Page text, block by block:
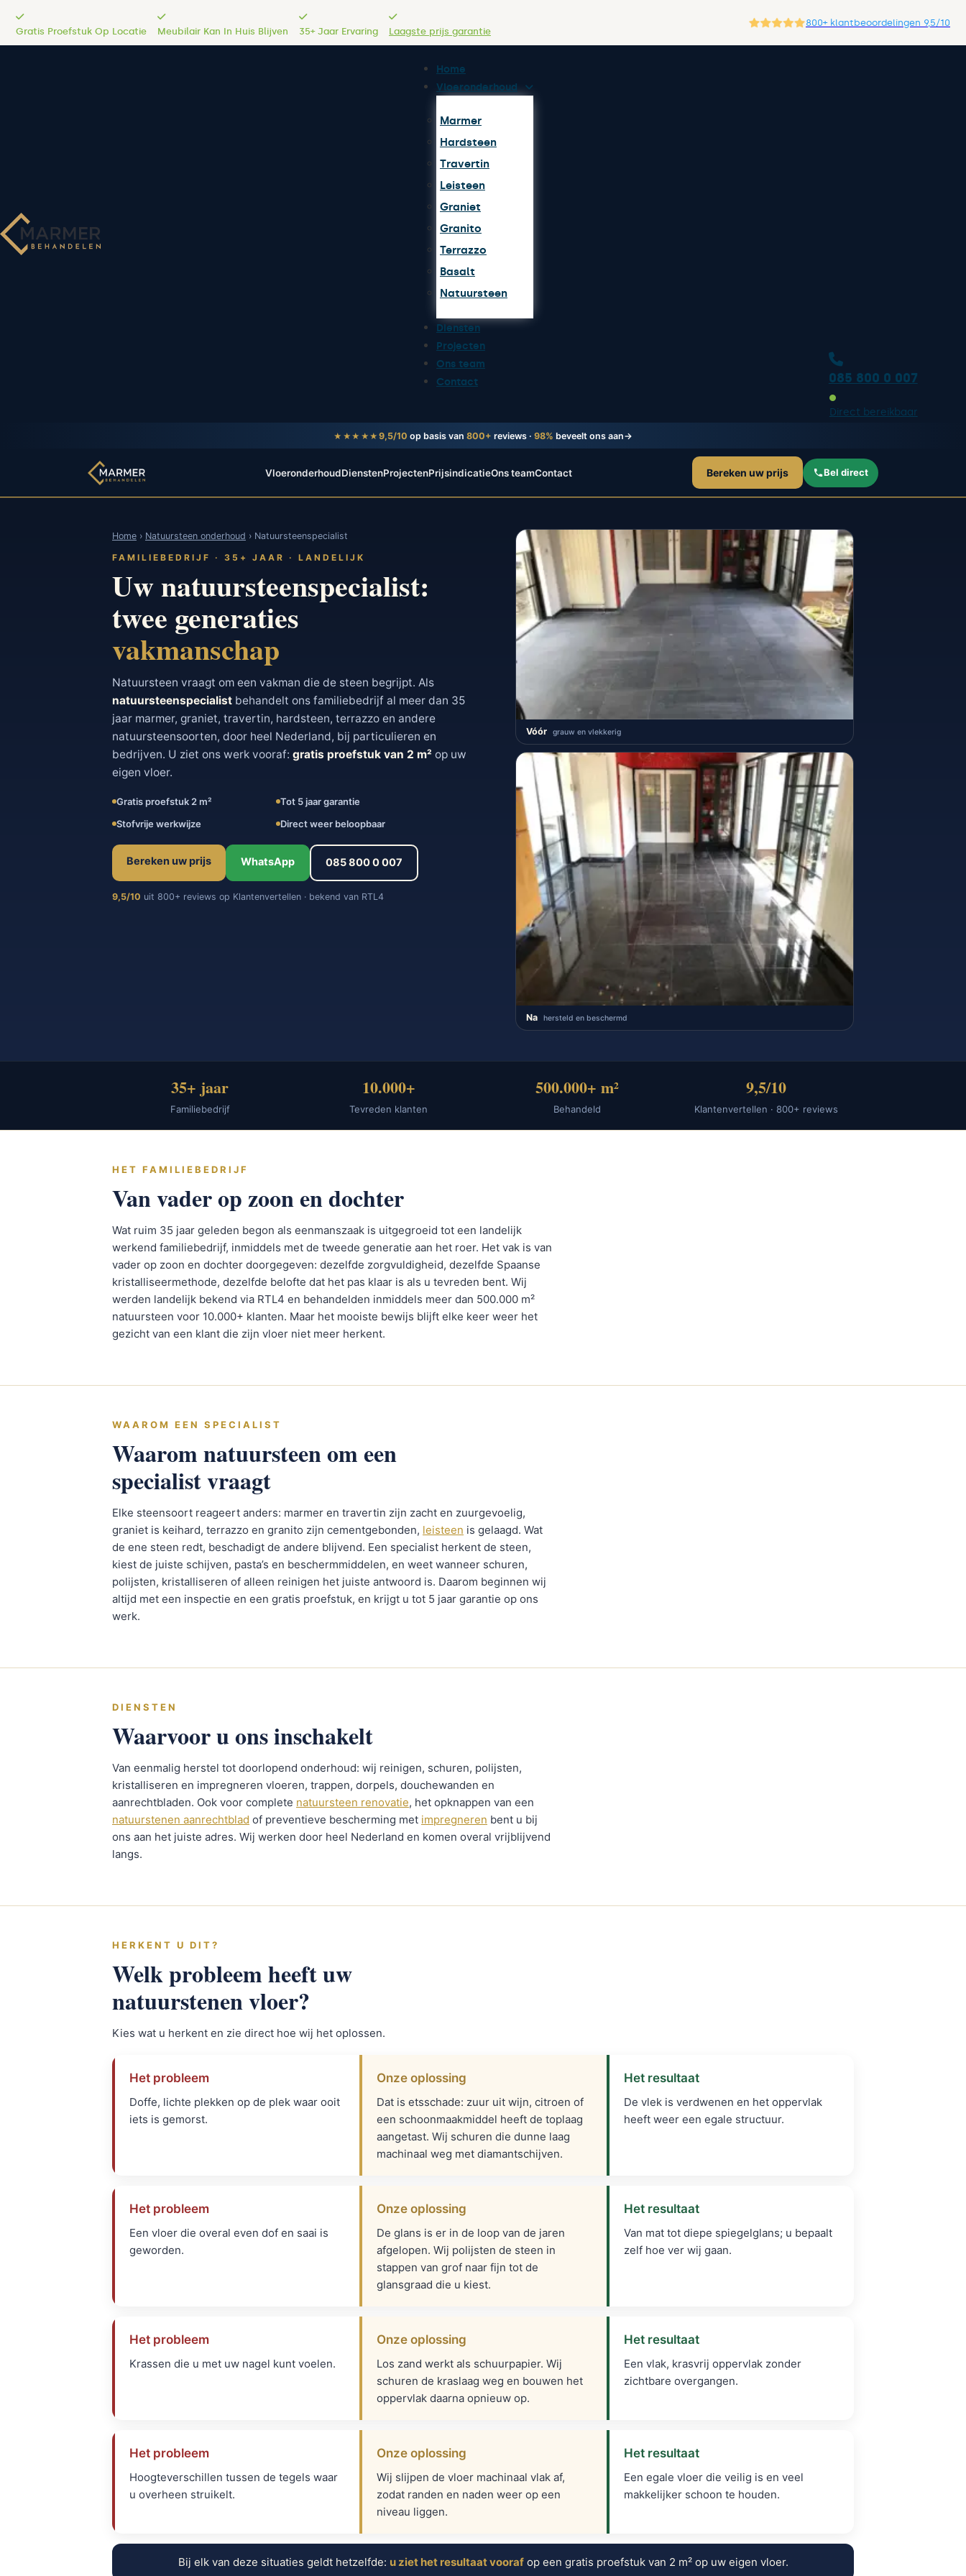
Gratis Proefstuk Op Locatie Meubilair Kan In Huis Blijven 35+ Jaar Ervaring Laagste prijs garantie
800+ klantbeoordelingen 9,5/10
Home
Vloeronderhoud
Marmer
Hardsteen
Travertin
Leisteen
Graniet
Granito
Terrazzo
Basalt
Natuursteen
Diensten
Projecten
Ons team
Contact
085 800 0 007
Direct bereikbaar
★★★★★ 9,5/10 op basis van 800+ reviews · 98% beveelt ons aan→
VloeronderhoudDienstenProjectenPrijsindicatieOns teamContact Bereken uw prijs Bel direct
Home › Natuursteen onderhoud › Natuursteenspecialist
FAMILIEBEDRIJF · 35+ JAAR · LANDELIJK
Uw natuursteenspecialist:
twee generaties
vakmanschap
Natuursteen vraagt om een vakman die de steen begrijpt. Als
natuursteenspecialist behandelt ons familiebedrijf al meer dan 35
jaar marmer, graniet, travertin, hardsteen, terrazzo en andere
natuursteensoorten, door heel Nederland, bij particulieren en
bedrijven. U ziet ons werk vooraf: gratis proefstuk van 2 m² op uw
eigen vloer.
Gratis proefstuk 2 m²
Tot 5 jaar garantie
Stofvrije werkwijze
Direct weer beloopbaar
Bereken uw prijs WhatsApp 085 800 0 007
9,5/10 uit 800+ reviews op Klantenvertellen · bekend van RTL4
Vóór grauw en vlekkerig
Na hersteld en beschermd
35+ jaar
Familiebedrijf
10.000+
Tevreden klanten
500.000+ m²
Behandeld
9,5/10
Klantenvertellen · 800+ reviews
HET FAMILIEBEDRIJF
Van vader op zoon en dochter
Wat ruim 35 jaar geleden begon als eenmanszaak is uitgegroeid tot een landelijk
werkend familiebedrijf, inmiddels met de tweede generatie aan het roer. Het vak is van
vader op zoon en dochter doorgegeven: dezelfde zorgvuldigheid, dezelfde Spaanse
kristalliseermethode, dezelfde belofte dat het pas klaar is als u tevreden bent. Wij
werden landelijk bekend via RTL4 en behandelden inmiddels meer dan 500.000 m²
natuursteen voor 10.000+ klanten. Maar het mooiste bewijs blijft elke keer weer het
gezicht van een klant die zijn vloer niet meer herkent.
WAAROM EEN SPECIALIST
Waarom natuursteen om een
specialist vraagt
Elke steensoort reageert anders: marmer en travertin zijn zacht en zuurgevoelig,
graniet is keihard, terrazzo en granito zijn cementgebonden, leisteen is gelaagd. Wat
de ene steen redt, beschadigt de andere blijvend. Een specialist herkent de steen,
kiest de juiste schijven, pasta’s en beschermmiddelen, en weet wanneer schuren,
polijsten, kristalliseren of alleen reinigen het juiste antwoord is. Daarom beginnen wij
altijd met een inspectie en een gratis proefstuk, en krijgt u tot 5 jaar garantie op ons
werk.
DIENSTEN
Waarvoor u ons inschakelt
Van eenmalig herstel tot doorlopend onderhoud: wij reinigen, schuren, polijsten,
kristalliseren en impregneren vloeren, trappen, dorpels, douchewanden en
aanrechtbladen. Ook voor complete natuursteen renovatie, het opknappen van een
natuurstenen aanrechtblad of preventieve bescherming met impregneren bent u bij
ons aan het juiste adres. Wij werken door heel Nederland en komen overal vrijblijvend
langs.
HERKENT U DIT?
Welk probleem heeft uw
natuurstenen vloer?
Kies wat u herkent en zie direct hoe wij het oplossen.
Het probleem
Doffe, lichte plekken op de plek waar ooit
iets is gemorst.
Onze oplossing
Dat is etsschade: zuur uit wijn, citroen of
een schoonmaakmiddel heeft de toplaag
aangetast. Wij schuren die dunne laag
machinaal weg met diamantschijven.
Het resultaat
De vlek is verdwenen en het oppervlak
heeft weer een egale structuur.
Het probleem
Een vloer die overal even dof en saai is
geworden.
Onze oplossing
De glans is er in de loop van de jaren
afgelopen. Wij polijsten de steen in
stappen van grof naar fijn tot de
glansgraad die u kiest.
Het resultaat
Van mat tot diepe spiegelglans; u bepaalt
zelf hoe ver wij gaan.
Het probleem
Krassen die u met uw nagel kunt voelen.
Onze oplossing
Los zand werkt als schuurpapier. Wij
schuren de kraslaag weg en bouwen het
oppervlak daarna opnieuw op.
Het resultaat
Een vlak, krasvrij oppervlak zonder
zichtbare overgangen.
Het probleem
Hoogteverschillen tussen de tegels waar
u overheen struikelt.
Onze oplossing
Wij slijpen de vloer machinaal vlak af,
zodat randen en naden weer op een
niveau liggen.
Het resultaat
Een egale vloer die veilig is en veel
makkelijker schoon te houden.
Bij elk van deze situaties geldt hetzelfde: u ziet het resultaat voorafop een gratis proefstuk van 2 m² op uw eigen vloer.